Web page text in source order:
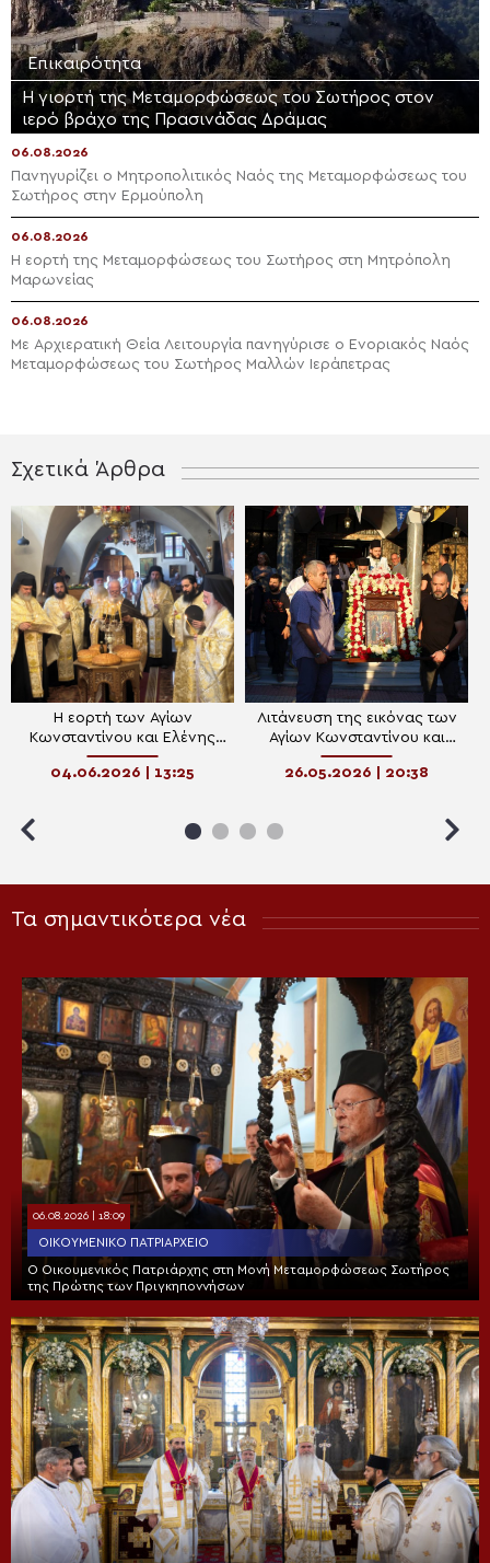
Επικαιρότητα
Η γιορτή της Μεταμορφώσεως του Σωτήρος στον
ιερό βράχο της Πρασινάδας Δράμας
06.08.2026
Πανηγυρίζει ο Μητροπολιτικός Ναός της Μεταμορφώσεως του
Σωτήρος στην Ερμούπολη
06.08.2026
Η εορτή της Μεταμορφώσεως του Σωτήρος στη Μητρόπολη
Μαρωνείας
06.08.2026
Με Αρχιερατική Θεία Λειτουργία πανηγύρισε ο Ενοριακός Ναός
Μεταμορφώσεως του Σωτήρος Μαλλών Ιεράπετρας
Σχετικά Άρθρα
Η εορτή των Αγίων
Κωνσταντίνου και Ελένης
στα Ιεροσόλυμα
04.06.2026 | 13:25
Λιτάνευση της εικόνας των
Αγίων Κωνσταντίνου και
Ελένης στις Αχαρνές
26.05.2026 | 20:38
Τα σημαντικότερα νέα
06.08.2026 | 18:09
ΟΙΚΟΥΜΕΝΙΚΌ ΠΑΤΡΙΑΡΧΕΊΟ
Ο Οικουμενικός Πατριάρχης στη Μονή Μεταμορφώσεως Σωτήρος
της Πρώτης των Πριγκηποννήσων